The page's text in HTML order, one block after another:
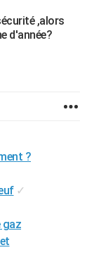
,alors
d'année?
?
✓
gaz